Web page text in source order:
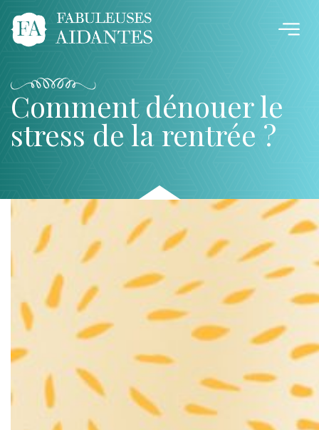
Comment dénouer le
stress de la rentrée ?